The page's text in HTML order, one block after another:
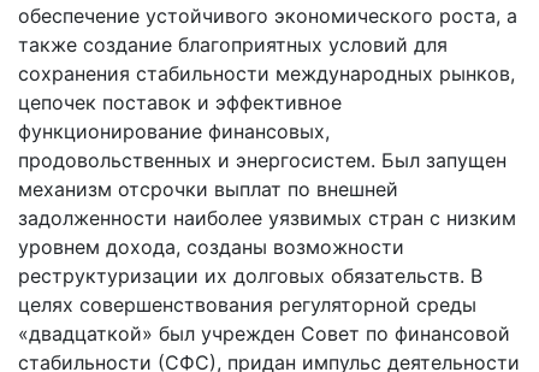
обеспечение устойчивого экономического роста, а
также создание благоприятных условий для
сохранения стабильности международных рынков,
цепочек поставок и эффективное
функционирование финансовых,
продовольственных и энергосистем. Был запущен
механизм отсрочки выплат по внешней
задолженности наиболее уязвимых стран с низким
уровнем дохода, созданы возможности
реструктуризации их долговых обязательств. В
целях совершенствования регуляторной среды
«двадцаткой» был учрежден Совет по финансовой
стабильности (СФС), придан импульс деятельности